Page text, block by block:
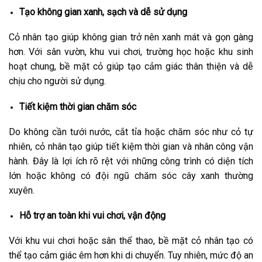
Tạo không gian xanh, sạch và dễ sử dụng
Cỏ nhân tạo giúp không gian trở nên xanh mát và gọn gàng
hơn. Với sân vườn, khu vui chơi, trường học hoặc khu sinh
hoạt chung, bề mặt cỏ giúp tạo cảm giác thân thiện và dễ
chịu cho người sử dụng.
Tiết kiệm thời gian chăm sóc
Do không cần tưới nước, cắt tỉa hoặc chăm sóc như cỏ tự
nhiên, cỏ nhân tạo giúp tiết kiệm thời gian và nhân công vận
hành. Đây là lợi ích rõ rệt với những công trình có diện tích
lớn hoặc không có đội ngũ chăm sóc cây xanh thường
xuyên.
Hỗ trợ an toàn khi vui chơi, vận động
Với khu vui chơi hoặc sân thể thao, bề mặt cỏ nhân tạo có
thể tạo cảm giác êm hơn khi di chuyển. Tuy nhiên, mức độ an